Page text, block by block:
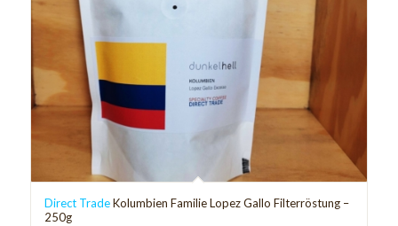
Direct TradeKolumbien Familie Lopez Gallo Filterröstung –
250g